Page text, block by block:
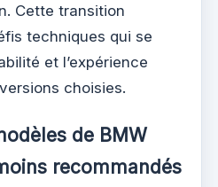
Cette transition
techniques qui se
et l’expérience
choisies.
de BMW
recommandés